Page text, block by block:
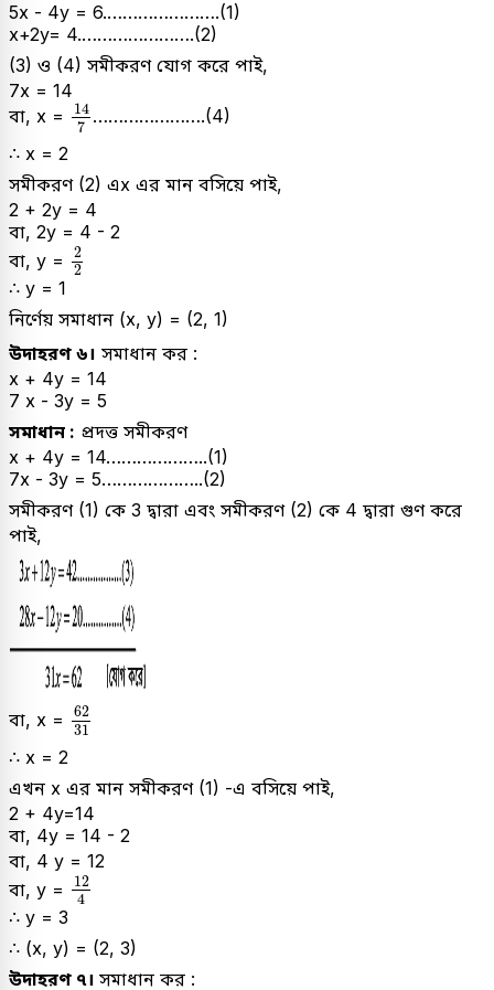
5x - 4y = 6.………………….(1)
x+2y= 4.………………….(2)
(3) ও (4) সমীকরণ যোগ করে পাই,
7x = 14
বা, x =
14
7
14
………………….(4)
∴ x = 2
সমীকরণ (2) এx এর মান বসিয়ে পাই,
2 + 2y = 4
বা, 2y = 4 - 2
বা, y =
2
2
22
∴ y = 1
নির্ণেয় সমাধান (x, y) = (2, 1)
উদাহরণ ৬। সমাধান কর :
x + 4y = 14
7 x - 3y = 5
সমাধান : প্রদত্ত সমীকরণ
x + 4y = 14………………..(1)
7x - 3y = 5………………..(2)
সমীকরণ (1) কে 3 দ্বারা এবং সমীকরণ (2) কে 4 দ্বারা গুণ করে
পাই,
বা, x =
62
31
62
∴ x = 2
এখন x এর মান সমীকরণ (1) -এ বসিয়ে পাই,
2 + 4y=14
বা, 4y = 14 - 2
বা, 4 y = 12
বা, y =
12
4
124
∴ y = 3
∴ (x, y) = (2, 3)
উদাহরণ ৭। সমাধান কর :